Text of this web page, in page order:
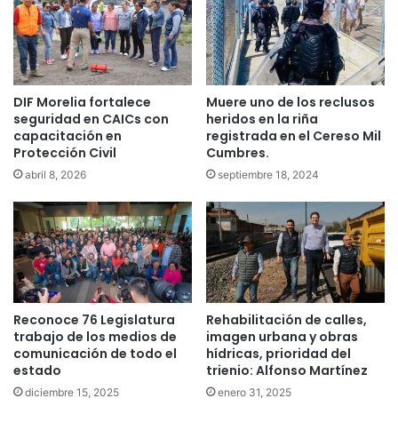
DIF Morelia fortalece
seguridad en CAICs con
capacitación en
Protección Civil
abril 8, 2026
Muere uno de los reclusos
heridos en la riña
registrada en el Cereso Mil
Cumbres.
septiembre 18, 2024
Reconoce 76 Legislatura
trabajo de los medios de
comunicación de todo el
estado
diciembre 15, 2025
Rehabilitación de calles,
imagen urbana y obras
hídricas, prioridad del
trienio: Alfonso Martínez
enero 31, 2025